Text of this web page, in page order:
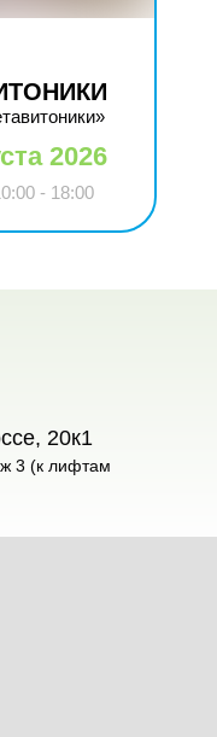
2026
- 18:00
20к1
3 (к лифтам